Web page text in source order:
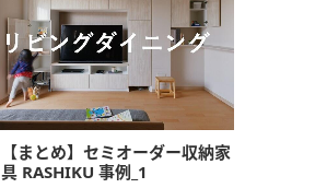
【まとめ】セミオーダー収納家
具 RASHIKU 事例_1